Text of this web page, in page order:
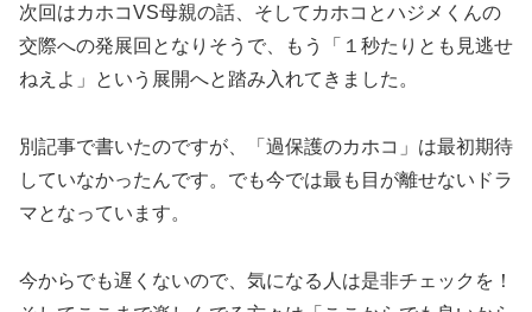
次回はカホコVS母親の話、そしてカホコとハジメくんの
交際への発展回となりそうで、もう「１秒たりとも見逃せ
ねえよ」という展開へと踏み入れてきました。
別記事で書いたのですが、「過保護のカホコ」は最初期待
していなかったんです。でも今では最も目が離せないドラ
マとなっています。
今からでも遅くないので、気になる人は是非チェックを！